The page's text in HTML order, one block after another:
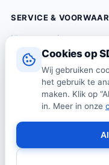
Cookies op
Wij gebruiken
het gebruik te
maken. Klik op
in. Meer in onze
SERVICE &
Klantenservice
Verzending & levering
Retourneren
Algemene voorwaarden